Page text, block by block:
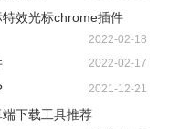
效光标chrome插件
2022-02-18
2022-02-17
2021-12-21
下载工具推荐